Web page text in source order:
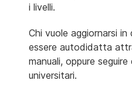
i livelli.
Chi vuole aggiornarsi
essere autodidatta
manuali, oppure
universitari.